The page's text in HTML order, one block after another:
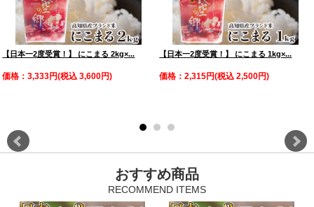
【日本一2度受賞！】 にこまる 2kg×...
価格：3,333円(税込 3,600円)
【日本一2度受賞！】 にこまる 1kg×...
価格：2,315円(税込 2,500円)
おすすめ商品